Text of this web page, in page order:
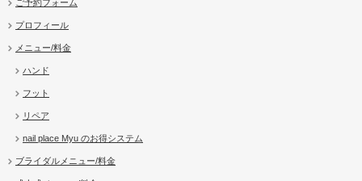
ご予約フォーム
プロフィール
メニュー/料金
ハンド
フット
リペア
nail place Myu のお得システム
ブライダルメニュー/料金